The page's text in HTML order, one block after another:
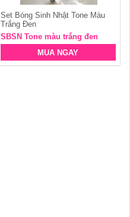
Set Bóng Sinh Nhật Tone Màu
Trắng Đen
SBSN Tone màu trắng đen
MUA NGAY